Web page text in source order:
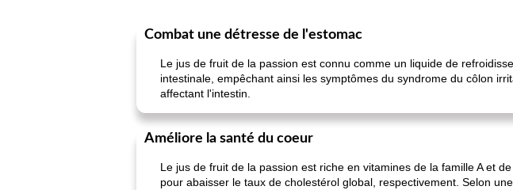
Combat une détresse de l'estomac
Le jus de fruit de la passion est connu comme un liquide de
intestinale, empêchant ainsi les symptômes du syndrome du côlon
affectant l'intestin.
Améliore la santé du coeur
Le jus de fruit de la passion est riche en vitamines de la famille A et
pour abaisser le taux de cholestérol global, respectivement. Selon